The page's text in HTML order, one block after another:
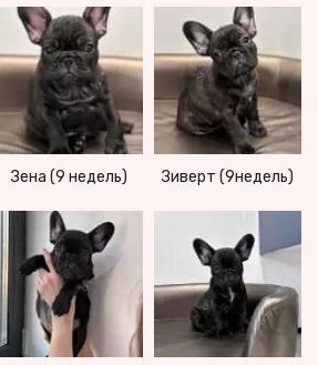
Зена (9 недель) Зиверт (9недель)